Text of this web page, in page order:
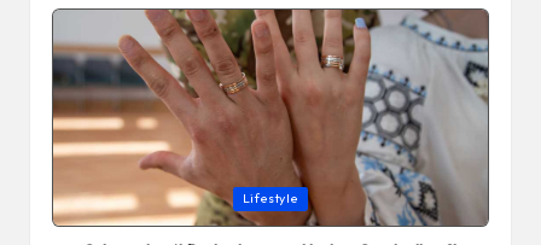
Posted
in
Lifestyle